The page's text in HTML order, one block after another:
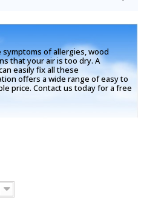
of allergies, wood
that your air is too dry. A
easily fix all these
offers a wide range of easy to
price. Contact us today for a free